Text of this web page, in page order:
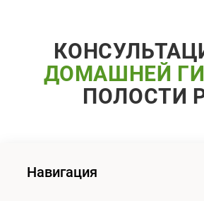
ДОМАШНЕЙ
ПОЛОСТИ
Навигация